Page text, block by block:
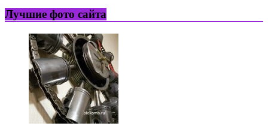
Лучшие фото сайта